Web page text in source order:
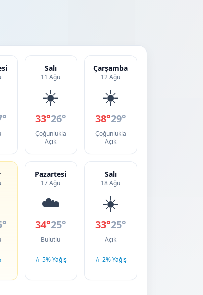
Salı
11 Ağu
☀️
33°26°
Çoğunlukla
Açık
Çarşamba
12 Ağu
☀️
38°29°
Çoğunlukla
Açık
Pazartesi
17 Ağu
☁️
34°25°
Bulutlu
💧 5% Yağış
Salı
18 Ağu
☀️
33°25°
Açık
💧 2% Yağış